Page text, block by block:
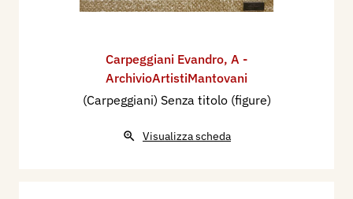
Carpeggiani Evandro, A -
ArchivioArtistiMantovani
(Carpeggiani) Senza titolo (figure)
Visualizza scheda